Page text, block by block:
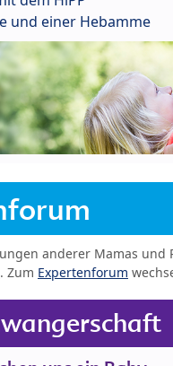
und einer Hebamme
anderer Mamas und
. Zum Expertenforum